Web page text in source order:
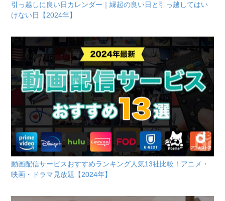
引っ越しに良い日カレンダー｜縁起の良い日と引っ越してはい
けない日【2024年】
動画配信サービスおすすめランキング人気13社比較！アニメ・
映画・ドラマ見放題【2024年】